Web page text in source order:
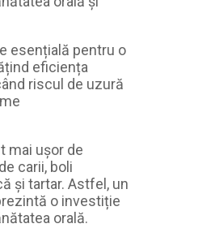
esențială pentru o
eficiența
riscul de uzură
mai ușor de
carii, boli
și tartar. Astfel, un
o investiție
orală.